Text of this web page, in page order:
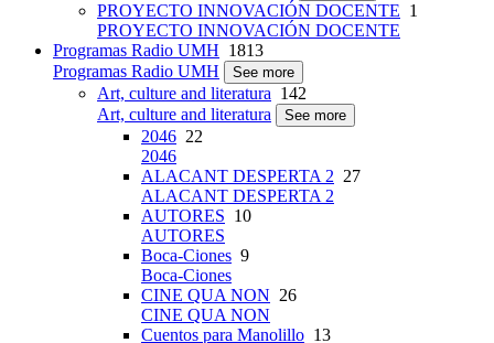
PROYECTO INNOVACIÓN DOCENTE 1
PROYECTO INNOVACIÓN DOCENTE
Programas Radio UMH 1813
Programas Radio UMH
See more
Art, culture and literatura 142
Art, culture and literatura
See more
2046 22
2046
ALACANT DESPERTA 2 27
ALACANT DESPERTA 2
AUTORES 10
AUTORES
Boca-Ciones 9
Boca-Ciones
CINE QUA NON 26
CINE QUA NON
Cuentos para Manolillo 13